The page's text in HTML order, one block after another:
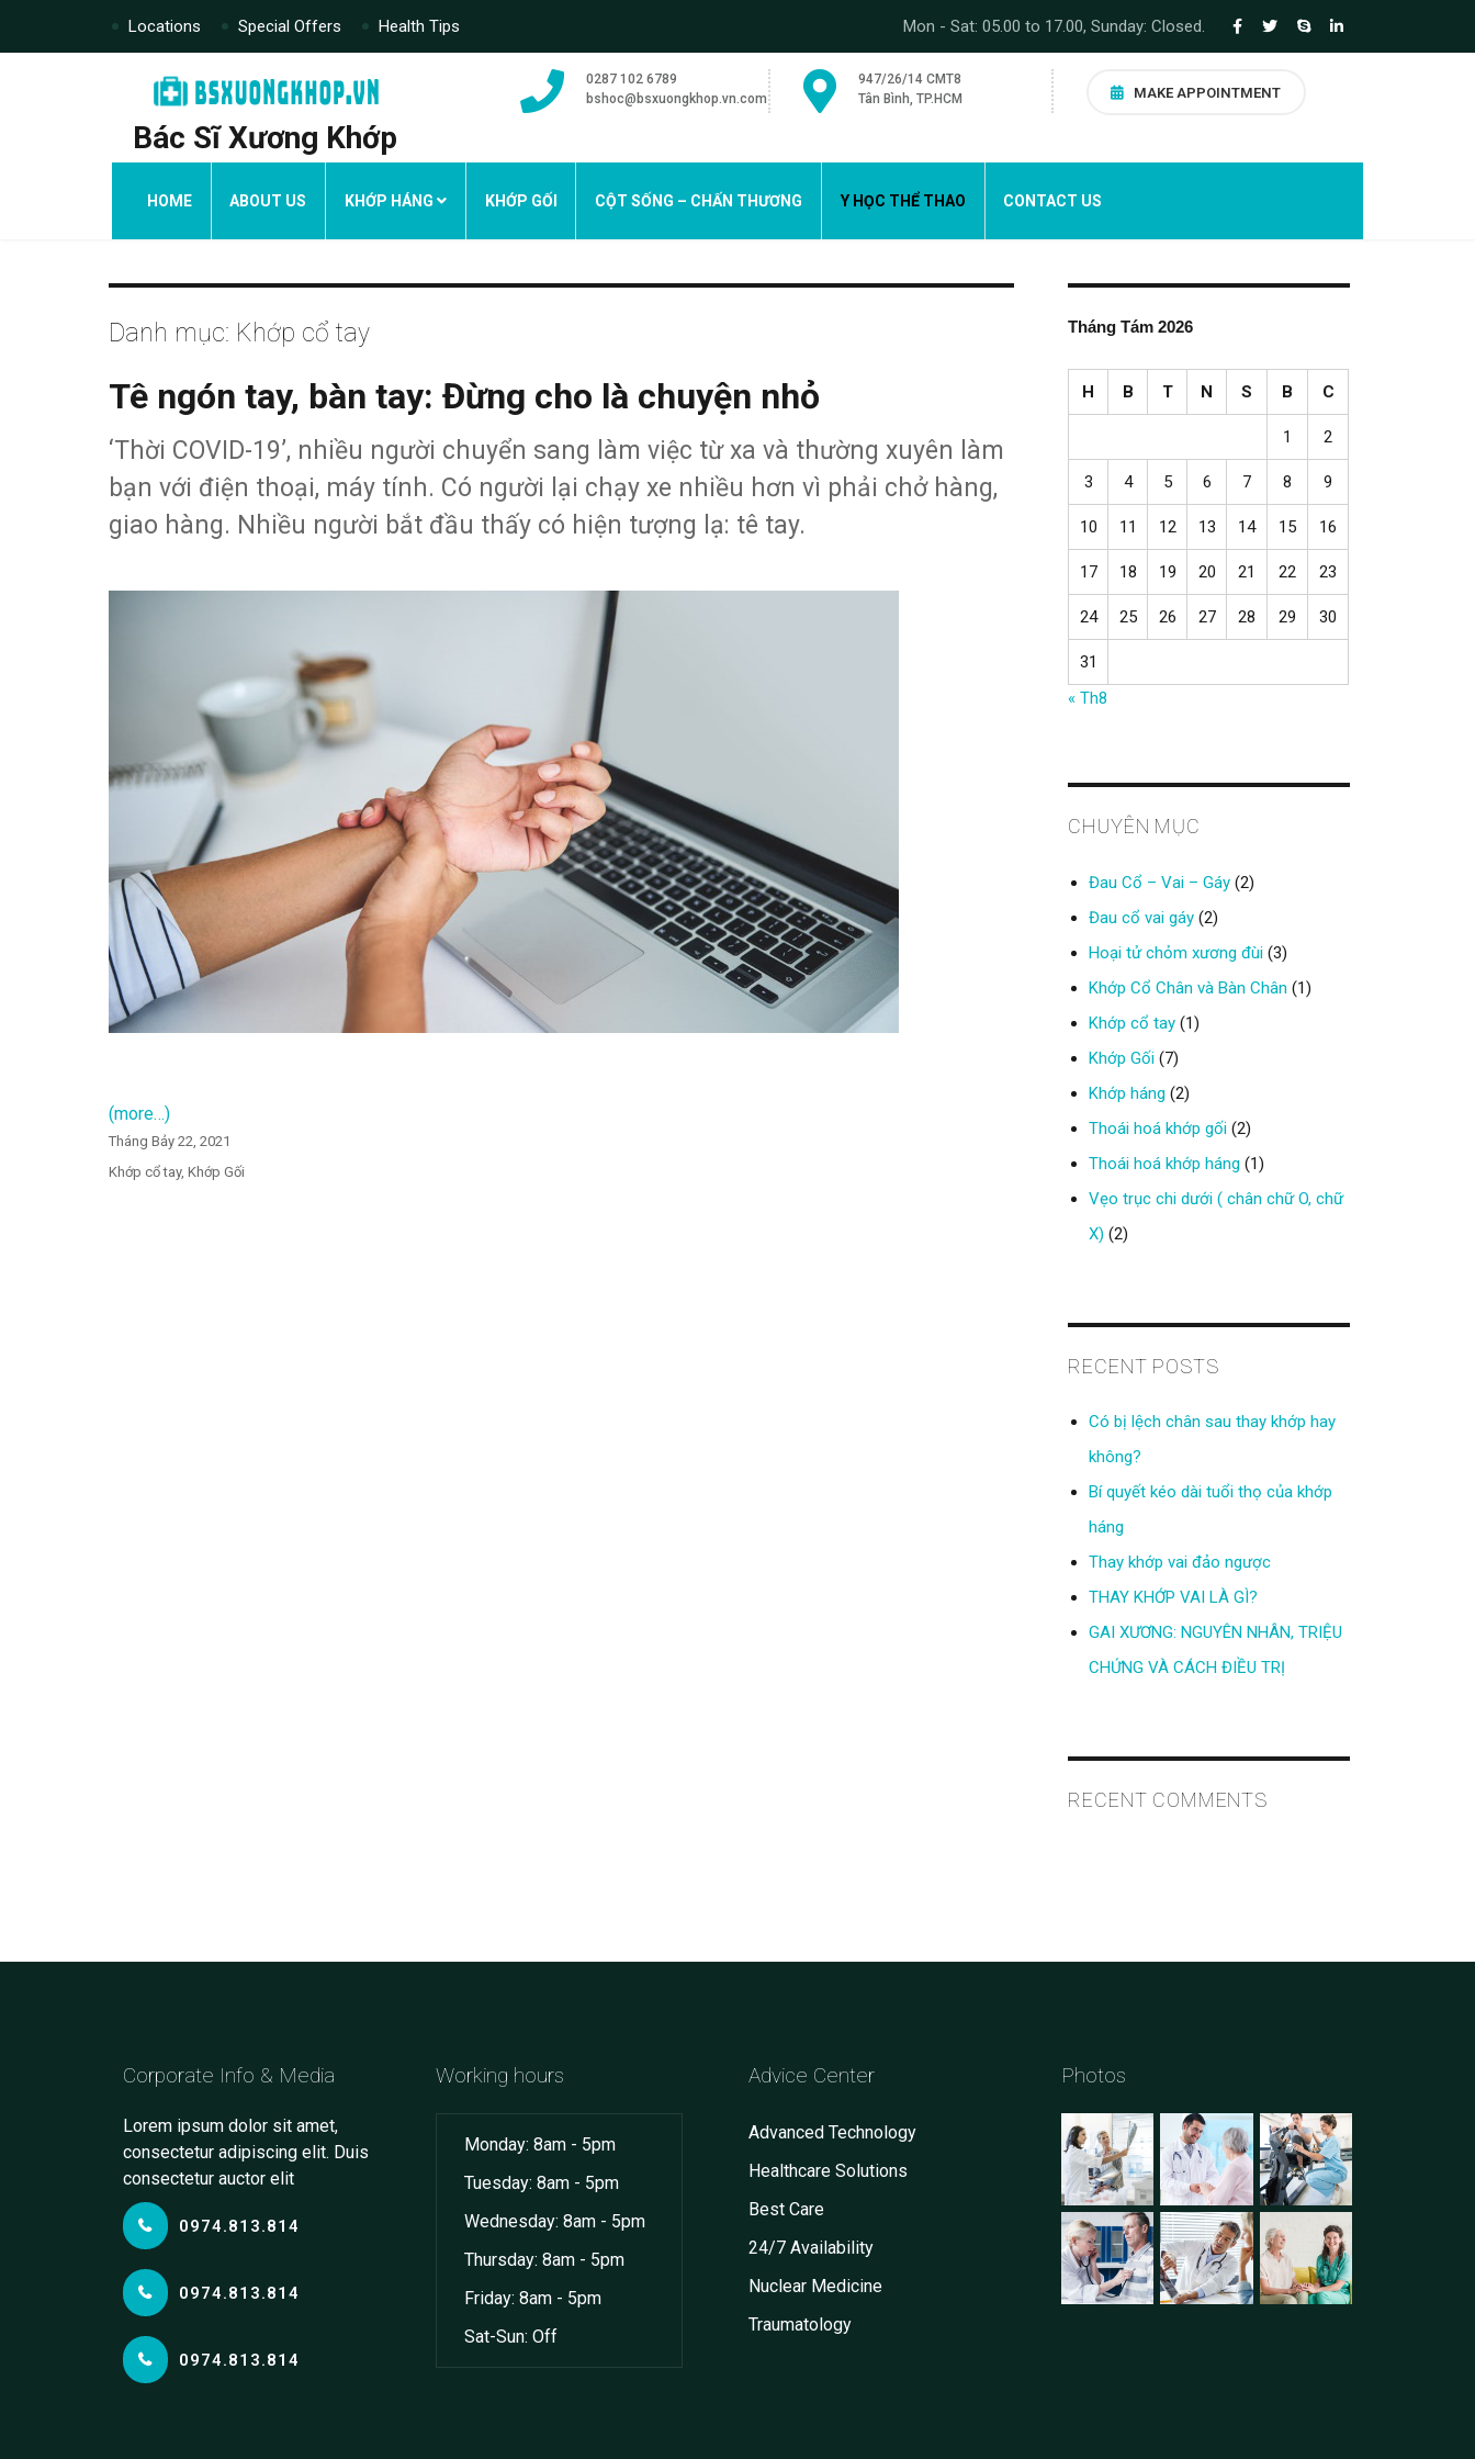
Locations Special Offers Health Tips Mon - Sat: 05.00 to 17.00, Sunday: Closed.
Bác Sĩ Xương Khớp
0287 102 6789
bshoc@bsxuongkhop.vn.com
947/26/14 CMT8
Tân Bình, TP.HCM
MAKE APPOINTMENT
HOME ABOUT US KHỚP HÁNG KHỚP GỐI CỘT SỐNG – CHẤN THƯƠNG Y HỌC THỂ THAO CONTACT US
Danh mục: Khớp cổ tay
Tê ngón tay, bàn tay: Đừng cho là chuyện nhỏ
‘Thời COVID-19’, nhiều người chuyển sang làm việc từ xa và thường xuyên làm
bạn với điện thoại, máy tính. Có người lại chạy xe nhiều hơn vì phải chở hàng,
giao hàng. Nhiều người bắt đầu thấy có hiện tượng lạ: tê tay.
(more…)
Tháng Bảy 22, 2021
Khớp cổ tay,Khớp Gối
Tháng Tám 2026
H B T N S B C
1 2
3 4 5 6 7 8 9
10 11 12 13 14 15 16
17 18 19 20 21 22 23
24 25 26 27 28 29 30
31
« Th8
CHUYÊN MỤC
Đau Cổ – Vai – Gáy (2)
Đau cổ vai gáy (2)
Hoại tử chỏm xương đùi (3)
Khớp Cổ Chân và Bàn Chân (1)
Khớp cổ tay (1)
Khớp Gối (7)
Khớp háng (2)
Thoái hoá khớp gối (2)
Thoái hoá khớp háng (1)
Vẹo trục chi dưới ( chân chữ O, chữ
X) (2)
RECENT POSTS
Có bị lệch chân sau thay khớp hay
không?
Bí quyết kéo dài tuổi thọ của khớp
háng
Thay khớp vai đảo ngược
THAY KHỚP VAI LÀ GÌ?
GAI XƯƠNG: NGUYÊN NHÂN, TRIỆU
CHỨNG VÀ CÁCH ĐIỀU TRỊ
RECENT COMMENTS
Corporate Info & Media
Lorem ipsum dolor sit amet,
consectetur adipiscing elit. Duis
consectetur auctor elit
0974.813.814
0974.813.814
0974.813.814
Working hours
Monday: 8am - 5pm
Tuesday: 8am - 5pm
Wednesday: 8am - 5pm
Thursday: 8am - 5pm
Friday: 8am - 5pm
Sat-Sun: Off
Advice Center
Advanced Technology
Healthcare Solutions
Best Care
24/7 Availability
Nuclear Medicine
Traumatology
Photos